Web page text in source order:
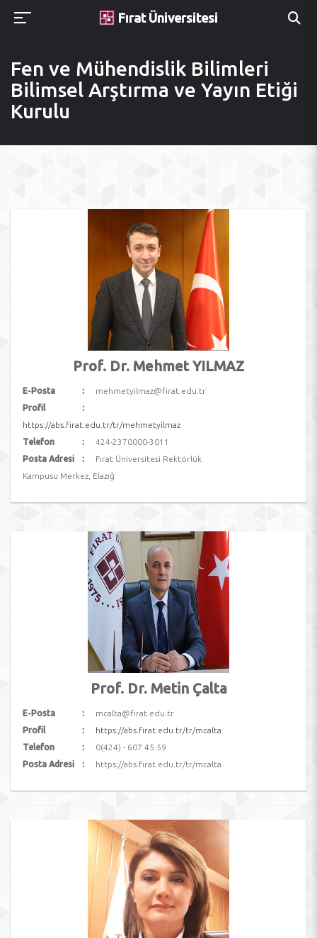
Fırat Üniversitesi
Fen ve Mühendislik Bilimleri
Bilimsel Arştırma ve Yayın Etiği
Kurulu
Prof. Dr. Mehmet YILMAZ
E-Posta
mehmetyilmaz@firat.edu.tr
Profil
https://abs.firat.edu.tr/tr/mehmetyilmaz
Telefon
424-2370000-3011
Posta Adresi
Fırat Üniversitesi Rektörlük
Kampusu Merkez, Elazığ
Prof. Dr. Metin Çalta
E-Posta
mcalta@firat.edu.tr
Profil
https://abs.firat.edu.tr/tr/mcalta
Telefon
0(424) - 607 45 59
Posta Adresi
https://abs.firat.edu.tr/tr/mcalta